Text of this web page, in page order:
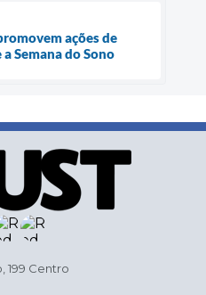
ações de
Semana do Sono
199 Centro